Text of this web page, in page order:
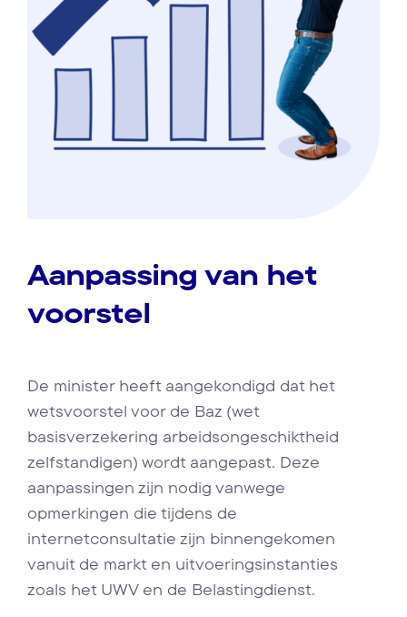
Aanpassing van het
voorstel
De minister heeft aangekondigd dat het
wetsvoorstel voor de Baz (wet
basisverzekering arbeidsongeschiktheid
zelfstandigen) wordt aangepast. Deze
aanpassingen zijn nodig vanwege
opmerkingen die tijdens de
internetconsultatie zijn binnengekomen
vanuit de markt en uitvoeringsinstanties
zoals het UWV en de Belastingdienst.